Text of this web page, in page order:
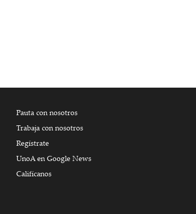
Pauta con nosotros
Trabaja con nosotros
Regístrate
UnoA en Google News
Califícanos